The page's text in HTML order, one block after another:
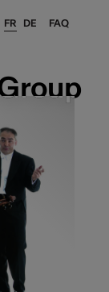
FAQ
FR DE